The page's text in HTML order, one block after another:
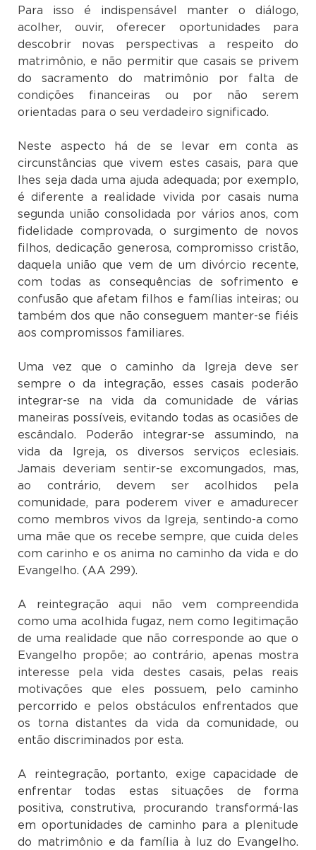
Para isso é indispensável manter o diálogo,
acolher, ouvir, oferecer oportunidades para
descobrir novas perspectivas a respeito do
matrimônio, e não permitir que casais se privem
do sacramento do matrimônio por falta de
condições financeiras ou por não serem
orientadas para o seu verdadeiro significado.
Neste aspecto há de se levar em conta as
circunstâncias que vivem estes casais, para que
lhes seja dada uma ajuda adequada; por exemplo,
é diferente a realidade vivida por casais numa
segunda união consolidada por vários anos, com
fidelidade comprovada, o surgimento de novos
filhos, dedicação generosa, compromisso cristão,
daquela união que vem de um divórcio recente,
com todas as consequências de sofrimento e
confusão que afetam filhos e famílias inteiras; ou
também dos que não conseguem manter-se fiéis
aos compromissos familiares.
Uma vez que o caminho da Igreja deve ser
sempre o da integração, esses casais poderão
integrar-se na vida da comunidade de várias
maneiras possíveis, evitando todas as ocasiões de
escândalo. Poderão integrar-se assumindo, na
vida da Igreja, os diversos serviços eclesiais.
Jamais deveriam sentir-se excomungados, mas,
ao contrário, devem ser acolhidos pela
comunidade, para poderem viver e amadurecer
como membros vivos da Igreja, sentindo-a como
uma mãe que os recebe sempre, que cuida deles
com carinho e os anima no caminho da vida e do
Evangelho. (AA 299).
A reintegração aqui não vem compreendida
como uma acolhida fugaz, nem como legitimação
de uma realidade que não corresponde ao que o
Evangelho propõe; ao contrário, apenas mostra
interesse pela vida destes casais, pelas reais
motivações que eles possuem, pelo caminho
percorrido e pelos obstáculos enfrentados que
os torna distantes da vida da comunidade, ou
então discriminados por esta.
A reintegração, portanto, exige capacidade de
enfrentar todas estas situações de forma
positiva, construtiva, procurando transformá-las
em oportunidades de caminho para a plenitude
do matrimônio e da família à luz do Evangelho.